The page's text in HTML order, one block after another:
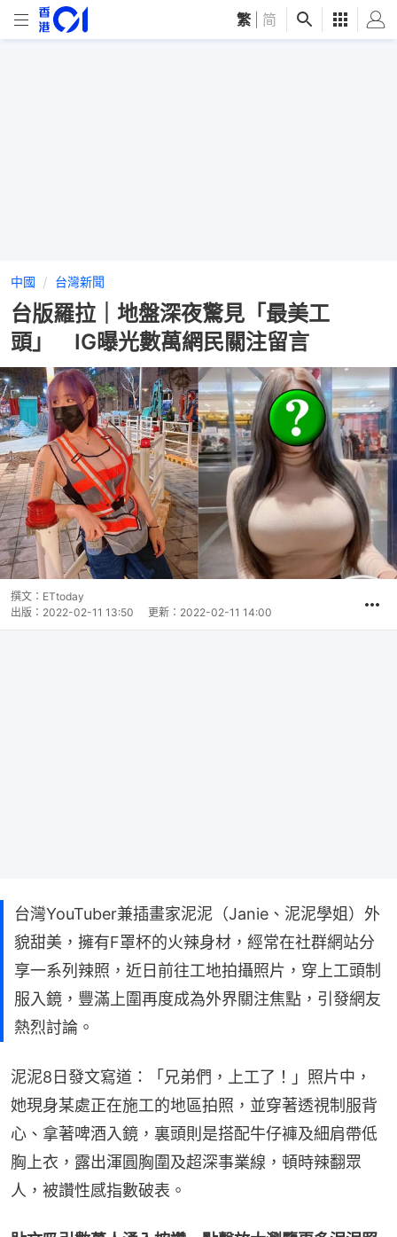
繁 简
中國 台灣新聞
台版羅拉｜地盤深夜驚見「最美工
頭」 IG曝光數萬網民關注留言
撰文： ETtoday
出版： 2022-02-11 13:50 更新： 2022-02-11 14:00
台灣YouTuber兼插畫家泥泥（Janie、泥泥學姐）外
貌甜美，擁有F罩杯的火辣身材，經常在社群網站分
享一系列辣照，近日前往工地拍攝照片，穿上工頭制
服入鏡，豐滿上圍再度成為外界關注焦點，引發網友
熱烈討論。
泥泥8日發文寫道：「兄弟們，上工了！」照片中，
她現身某處正在施工的地區拍照，並穿著透視制服背
心、拿著啤酒入鏡，裏頭則是搭配牛仔褲及細肩帶低
胸上衣，露出渾圓胸圍及超深事業線，頓時辣翻眾
人，被讚性感指數破表。